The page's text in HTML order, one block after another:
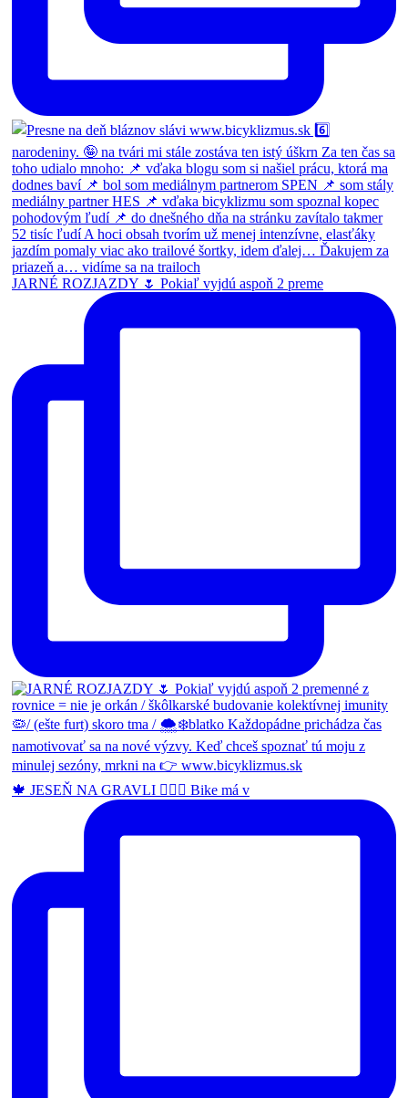
JARNÉ ROZJAZDY 🌷 Pokiaľ vyjdú aspoň 2 preme
🍁 JESEŇ NA GRAVLI 🚴🏽‍♂️ Bike má v